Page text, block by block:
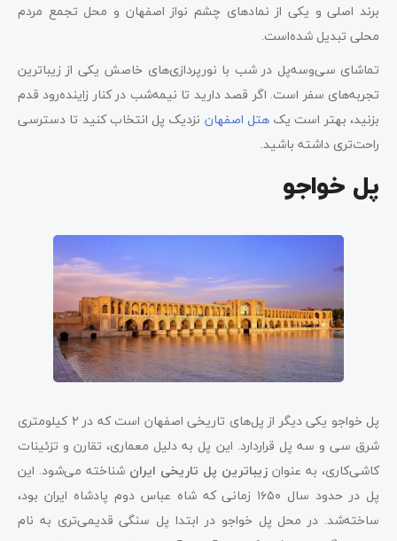
برند اصلی و یکی از نمادهای چشم نواز اصفهان و محل تجمع مردم
محلی تبدیل شده‌است.
تماشای سی‌وسه‌پل در شب با نورپردازی‌های خاصش یکی از زیباترین
تجربه‌های سفر است. اگر قصد دارید تا نیمه‌شب در کنار زاینده‌رود قدم
بزنید، بهتر است یکهتل اصفهان نزدیک پل انتخاب کنید تا دسترسی
راحت‌تری داشته باشید.
پل خواجو
پل خواجو یکی دیگر از پل‌های تاریخی اصفهان است که در ۲ کیلومتری
شرق سی و سه پل قراردارد. این پل به دلیل معماری، تقارن و تزئینات
کاشی‌کاری، به عنوان زیباترین پل تاریخی ایران شناخته می‌شود. این
پل در حدود سال ۱۶۵۰ زمانی که شاه عباس دوم پادشاه ایران بود،
ساخته‌شد. در محل پل خواجو در ابتدا پل سنگی قدیمی‌تری به نام